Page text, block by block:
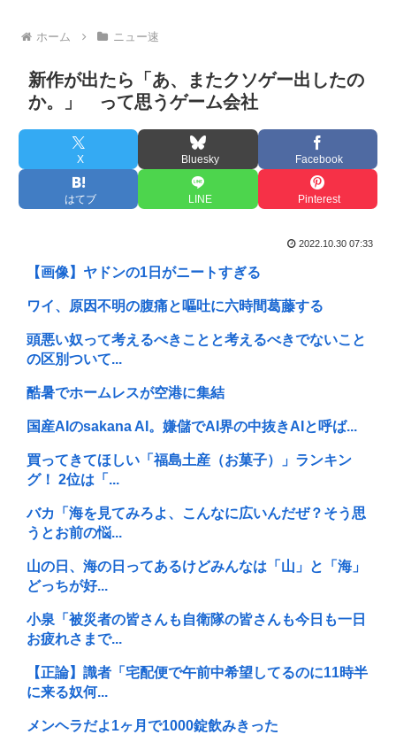
ホーム ニュー速
新作が出たら「あ、またクソゲー出したの
か。」 って思うゲーム会社
X Bluesky Facebook
はてブ LINE Pinterest
2022.10.30 07:33
【画像】ヤドンの1日がニートすぎる
ワイ、原因不明の腹痛と嘔吐に六時間葛藤する
頭悪い奴って考えるべきことと考えるべきでないこと
の区別ついて...
酷暑でホームレスが空港に集結
国産AIのsakana AI。嫌儲でAI界の中抜きAIと呼ば...
買ってきてほしい「福島土産（お菓子）」ランキン
グ！ 2位は「...
バカ「海を見てみろよ、こんなに広いんだぜ？そう思
うとお前の悩...
山の日、海の日ってあるけどみんなは「山」と「海」
どっちが好...
小泉「被災者の皆さんも自衛隊の皆さんも今日も一日
お疲れさまで...
【正論】識者「宅配便で午前中希望してるのに11時半
に来る奴何...
メンヘラだよ1ヶ月で1000錠飲みきった